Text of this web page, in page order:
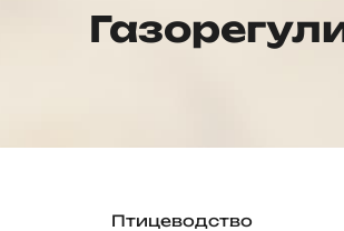
Птицеводство